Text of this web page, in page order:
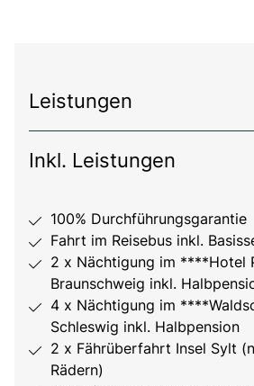
Leistungen
Inkl. Leistungen
100% Durchführungsgarantie
Fahrt im Reisebus inkl.
2 x Nächtigung im ****Hotel
Braunschweig inkl.
4 x Nächtigung im
Schleswig inkl. Halbpension
2 x Fährüberfahrt Insel Sylt
Rädern)